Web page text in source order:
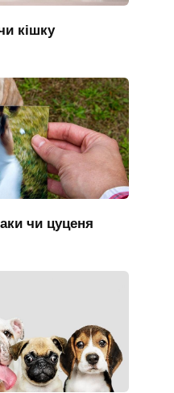
кішку
чи цуценя